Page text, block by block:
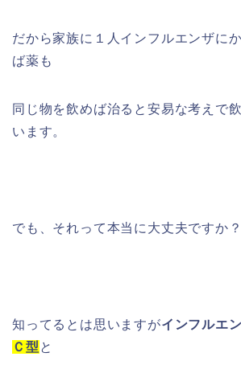
だから家族に１人インフルエンザに
ば薬も
同じ物を飲めば治ると安易な考えで
います。
でも、それって本当に大丈夫ですか？
知ってるとは思いますがインフルエ
Ｃ型 と